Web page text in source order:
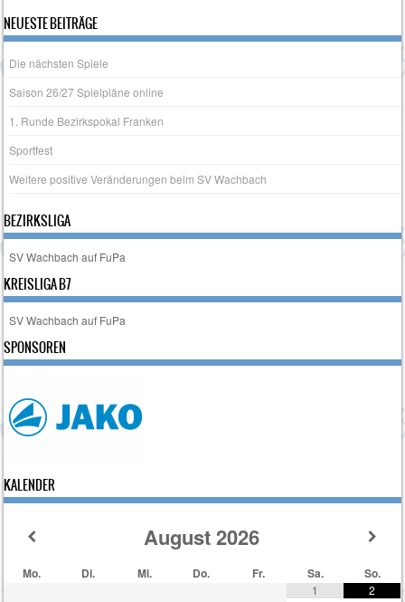
NEUESTE BEITRÄGE
Die nächsten Spiele
Saison 26/27 Spielpläne online
1. Runde Bezirkspokal Franken
Sportfest
Weitere positive Veränderungen beim SV Wachbach
BEZIRKSLIGA
SV Wachbach auf FuPa
KREISLIGA B7
SV Wachbach auf FuPa
SPONSOREN
KALENDER
August 2026
Mo. Di. Mi. Do. Fr. Sa. So.
1 2